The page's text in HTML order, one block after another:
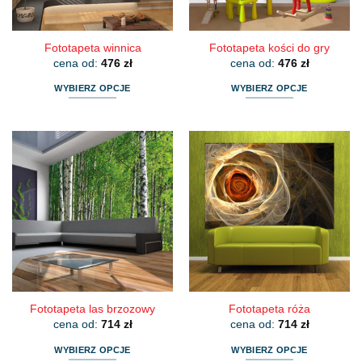
produktu
produktu
Fototapeta winnica
cena od: 476 zł
WYBIERZ OPCJE
ma
wiele
wariantów.
Opcje
można
na
stronie
produktu
Fototapeta kości do gry
cena od: 476 zł
WYBIERZ OPCJE
ma
wiele
wariantów.
Opcje
można
wybrać
na
produktu
Fototapeta las brzozowy
cena od: 714 zł
WYBIERZ OPCJE
Fototapeta róża
cena od: 714 zł
WYBIERZ OPCJE